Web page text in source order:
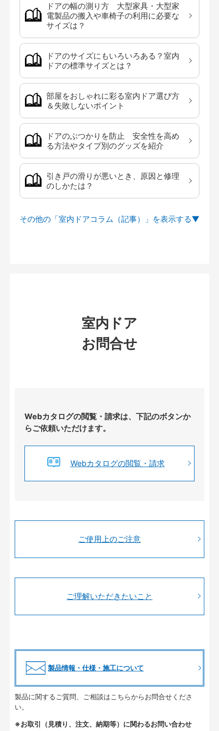
ドアの幅の測り方 大型家具・大型家
電製品の搬入や車椅子の利用に必要な
サイズは？
ドアのサイズにもいろいろある？室内
ドアの標準サイズとは？
部屋をおしゃれに彩る室内ドア選び方
＆失敗しないポイント
ドアのぶつかりを防止 安全性を高め
る方法やタイプ別のグッズを紹介
引き戸の滑りが悪いとき、原因と修理
のしかたは？
その他の「室内ドアコラム（記事）」を
室内ドア
お問合せ
Webカタログの閲覧・請求は、下記のボタンか
らご依頼いただけます。
Webカタログの閲覧・請求
ご使用上のご注意
ご理解いただきたいこと
製品情報・仕様・施工について
製品に関するご質問、ご相談はこちらからお問合せくださ
い。
※お取引（見積り、注文、納期等）に関わるお問い合わせ